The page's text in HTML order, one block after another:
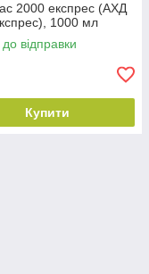
2000 експрес (АХД
1000 мл
відправки
Купити